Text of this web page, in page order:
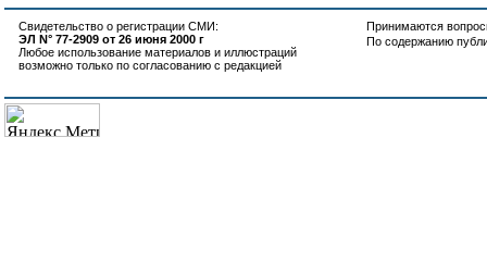
Свидетельство о регистрации СМИ:
ЭЛ N° 77-2909 от 26 июня 2000 г
Любое использование материалов и иллюстраций
возможно только по согласованию с редакцией
Принимаются
По содержанию